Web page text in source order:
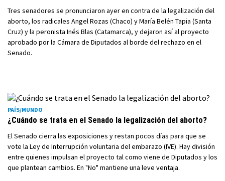
Tres senadores se pronunciaron ayer en contra de la legalización del
aborto, los radicales Angel Rozas (Chaco) y María Belén Tapia (Santa
Cruz) y la peronista Inés Blas (Catamarca), y dejaron así al proyecto
aprobado por la Cámara de Diputados al borde del rechazo en el
Senado.
PAÍS/MUNDO
¿Cuándo se trata en el Senado la legalización del aborto?
El Senado cierra las exposiciones y restan pocos días para que se
vote la Ley de Interrupción voluntaria del embarazo (IVE). Hay división
entre quienes impulsan el proyecto tal como viene de Diputados y los
que plantean cambios. En "No" mantiene una leve ventaja.